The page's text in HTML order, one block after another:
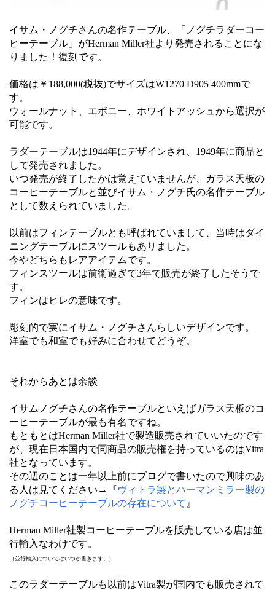
イサム・ノグチさんの名作テーブル、「ノグチラダーコー
ヒーテーブル」がHerman Miller社より発売されることにな
りました！復刻です。
価格は￥188,000(税抜)でサイズはW1270 D905 400mmで
す。
ウォールナット、エボニー、ホワイトアッシュから選択が
可能です。
ラダーテーブルは1944年にデザインされ、1949年に商品と
して発売されました。
いつ発売が終了したかは覚えていませんが、ガラス天板の
コーヒーテーブルと並びイサム・ノグチ氏の名作テーブル
として数えられていました。
以前はフィンテーブルとも呼ばれていまして、当時はダイ
ニングテーブルにスツールもありました。
今やどちらもレアアイテムです。
フィンスツールは前衛過ぎて3年で販売が終了したそうで
す。
フィンはヒレの意味です。
彫刻的で実にイサム・ノグチさんらしいデザインです。
洋室でも和室でも好みに合わせてどうぞ。
それからあとは余談
イサムノグチさんの名作テーブルといえばガラス天板のコ
ーヒーテーブルが最も有名ですね。
もともとはHerman Miller社で製造販売されていいたのです
が、現在日本国内で同商品の販売権を持っているのはVitra
社となっています。
その辺のことは一年以上前にブログで書いたので興味のあ
る人は見てください→『ヴィトラ製とハーマンミラー製の
ノグチコーヒーテーブルの存在について 』
Herman Miller社製コーヒーテーブルを販売している店は並
行輸入なわけです。
（並行輸入についてはいつか書きます。）
このラダーテーブルも以前はVitra製が国内でも販売されて